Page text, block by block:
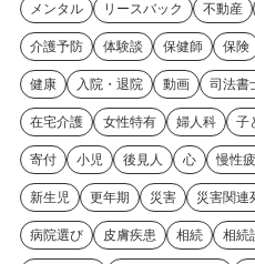
メンタル リースバック 不動産
介護予防 体験談 保健師 保険
健康 入院・退院 動画 司法書
在宅介護 女性特有 婦人科 子
寄付 小児 後見人 心 慢性
新生児 更年期 災害 災害関連
病院選び 皮膚疾患 相続 相続